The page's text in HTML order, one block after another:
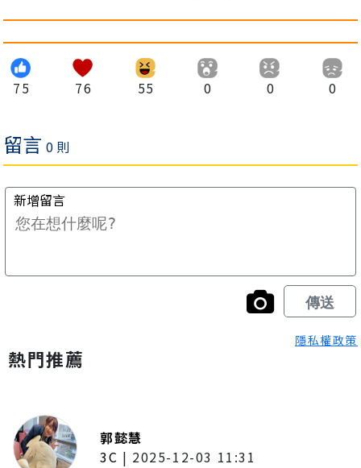
75 76 55 0 0 0
隱私權政策
熱門推薦
郭懿慧
3C | 2025-12-03 11:31